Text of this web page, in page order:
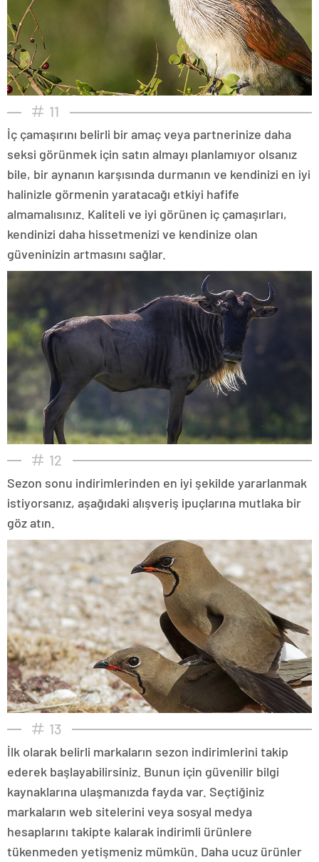
11
İç çamaşırını belirli bir amaç veya partnerinize daha
seksi görünmek için satın almayı planlamıyor olsanız
bile, bir aynanın karşısında durmanın ve kendinizi en iyi
halinizle görmenin yaratacağı etkiyi hafife
almamalısınız. Kaliteli ve iyi görünen iç çamaşırları,
kendinizi daha hissetmenizi ve kendinize olan
güveninizin artmasını sağlar.
12
Sezon sonu indirimlerinden en iyi şekilde yararlanmak
istiyorsanız, aşağıdaki alışveriş ipuçlarına mutlaka bir
göz atın.
13
İlk olarak belirli markaların sezon indirimlerini takip
ederek başlayabilirsiniz. Bunun için güvenilir bilgi
kaynaklarına ulaşmanızda fayda var. Seçtiğiniz
markaların web sitelerini veya sosyal medya
hesaplarını takipte kalarak indirimli ürünlere
tükenmeden yetişmeniz mümkün. Daha ucuz ürünler